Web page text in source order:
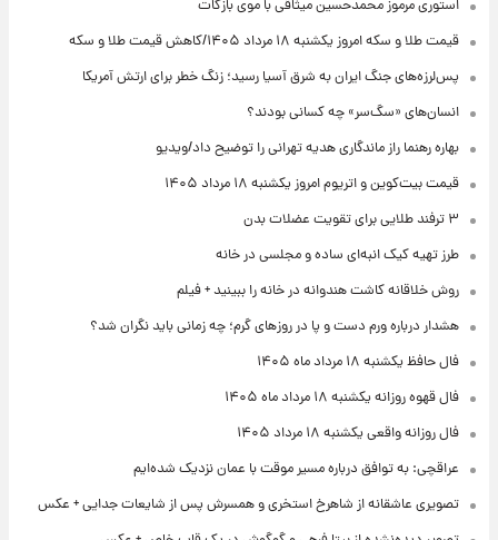
استوری مرموز محمدحسین میثاقی با موی بازکات
قیمت طلا و سکه امروز یکشنبه ۱۸ مرداد ۱۴۰۵/کاهش قیمت طلا و سکه
پس‌لرزه‌های جنگ ایران به شرق آسیا رسید؛ زنگ خطر برای ارتش آمریکا
انسان‌های «سگ‌سر» چه کسانی بودند؟
بهاره رهنما راز ماندگاری هدیه تهرانی را توضیح داد/ویدیو
قیمت بیت‌کوین و اتریوم امروز یکشنبه ۱۸ مرداد ۱۴۰۵
۳ ترفند طلایی برای تقویت عضلات بدن
طرز تهیه کیک انبه‌ای ساده و مجلسی در خانه
روش خلاقانه کاشت هندوانه در خانه را ببینید + فیلم
هشدار درباره ورم دست و پا در روزهای گرم؛ چه زمانی باید نگران شد؟
فال حافظ یکشنبه ۱۸ مرداد ماه ۱۴۰۵
فال قهوه روزانه یکشنبه ۱۸ مرداد ماه ۱۴۰۵
فال روزانه واقعی یکشنبه ۱۸ مرداد ۱۴۰۵
عراقچی: به توافق درباره مسیر موقت با عمان نزدیک شده‌ایم
تصویری عاشقانه از شاهرخ استخری و همسرش پس از شایعات جدایی + عکس